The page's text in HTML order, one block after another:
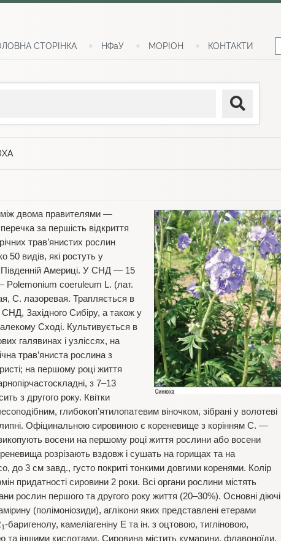
СТОРІНКА НФаУ МОРІОН КОНТАКТИ
двома правителями —
за першість відкриття
трав’янистих рослин
видів, які ростуть у
Південній Америці. У СНД — 15
Polemonium coeruleum L. (лат.
С. лазоревая. Трапляється в
СНД, Західного Сибіру, а також у
Сході. Культивується в
галявинах і узліссях, на
трав’яниста рослина з
на першому році життя
з 7–13
з другого року. Квітки
глибокоп’ятилопатевим віночком, зібрані у волотеві
Офіцинальною сировиною є кореневище з корінням С. —
восени на першому році життя рослини або восени
розрізають вздовж і сушать на горищах та на
до 3 см завд., густо покриті тонкими довгими коренями. Колір
придатності сировини 2 роки. Всі органи рослини містять
рослин першого та другого року життя (20–30%). Основні діючі
(полімоніозиди), аглікони яких представлені етерами
1-баригенолу, камеліагеніну Е та ін. з оцтовою, тигліновою,
та іншими кислотами. Сировина містить кумарини, флавоноїди,